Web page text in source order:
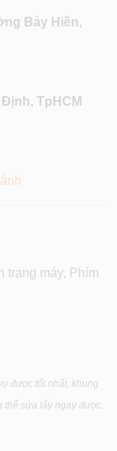
Bảy Hiền,
TpHCM
trạng máy, Phím
được tốt nhất, khung
sửa lấy ngay được.